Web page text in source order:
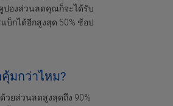
ปองส่วนลดคุณก็จะได้รับ
บ็กได้อีกสูงสุด 50% ช้อป
มกว่าไหม?
วยส่วนลดสูงสุดถึง 90%